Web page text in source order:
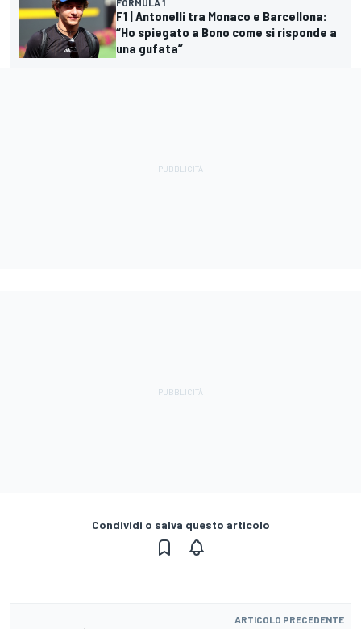
F1 | Antonelli tra Monaco e Barcellona:
“Ho spiegato a Bono come si risponde a
una gufata”
Condividi o salva questo articolo
ARTICOLO PRECEDENTE